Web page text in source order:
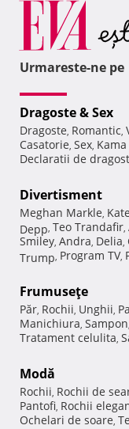
Urmareste-ne pe
Dragoste & Sex
Dragoste, Romantic,
Casatorie, Sex,
Declaratii de
Divertisment
Meghan Markle,
Depp, Teo Trandafir,
Smiley, Andra, Delia,
Trump, Program TV,
Frumuseţe
Păr, Rochii, Unghii,
Manichiura, Sampon,
Tratament celulita,
Modă
Rochii, Rochii de
Pantofi, Rochii
Ochelari de soare,